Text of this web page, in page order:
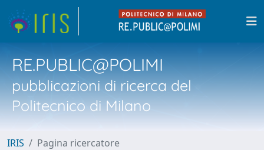
RE.PUBLIC@POLIMI
pubblicazioni di ricerca del
Politecnico di Milano
IRIS Pagina ricercatore